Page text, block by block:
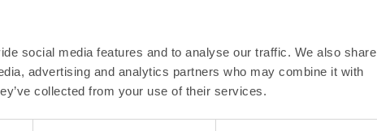
social media features and to analyse our traffic. We also share
advertising and analytics partners who may combine it with
collected from your use of their services.